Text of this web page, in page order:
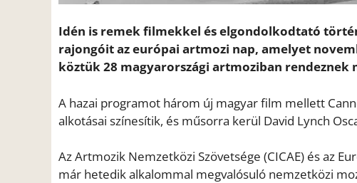
Idén is remek filmekkel és elgondolkodtató
rajongóit az európai artmozi nap, amelyet
köztük 28 magyarországi artmoziban rendeznek
A hazai programot három új magyar film mellett
alkotásai színesítik, és műsorra kerül David Lynch
Az Artmozik Nemzetközi Szövetsége (CICAE) és az
már hetedik alkalommal megvalósuló nemzetközi